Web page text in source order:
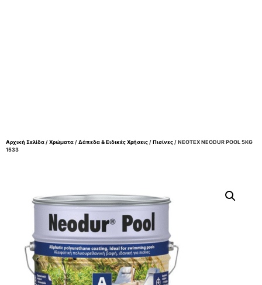
Αρχική Σελίδα/Χρώματα/Δάπεδα & Ειδικές Χρήσεις/Πισίνες/ NEOTEX NEODUR POOL 5KG
1533